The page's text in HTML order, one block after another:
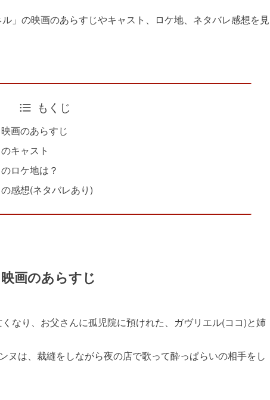
」の映画のあらすじやキャスト、ロケ地、ネタバレ感想を見
もくじ
画のあらすじ
キャスト
ロケ地は？
感想(ネタバレあり)
画のあらすじ
なり、お父さんに孤児院に預けれた、ガヴリエル(ココ)と姉
ヌは、裁縫をしながら夜の店で歌って酔っぱらいの相手をし